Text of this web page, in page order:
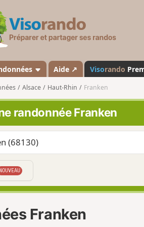
s
a
n
o
Aide ↗ Visorando
Alsace Haut-Rhin Franken
randonnée Franken
NOUVEAU
Franken